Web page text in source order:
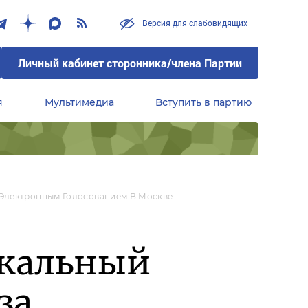
Версия для слабовидящих
Личный кабинет сторонника/члена Партии
Мультимедиа Вступить в партию
Голосованием В Москве